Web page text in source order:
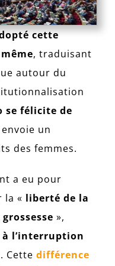
cette
, traduisant
autour du
se félicite de
un
des femmes.
a eu pour
la « liberté de la
»,
l’interruption
. Cette différence